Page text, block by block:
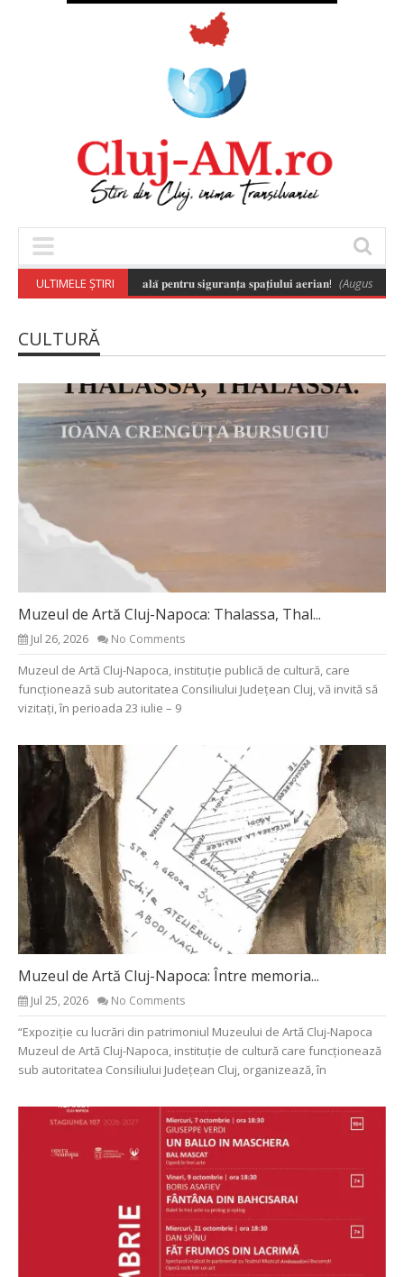
ULTIMELE ȘTIRI
𝐝𝐫𝐨𝐧𝐞𝐥𝐨𝐫 𝐞𝐬𝐭𝐞 𝐞𝐬𝐞𝐧𝐭̦𝐢𝐚𝐥𝐚̆ 𝐩𝐞𝐧𝐭𝐫𝐮 𝐬𝐢𝐠𝐮𝐫𝐚𝐧𝐭̦𝐚 𝐬𝐩𝐚𝐭̦𝐢𝐮𝐥𝐮𝐢 𝐚𝐞𝐫𝐢𝐚𝐧! (August 6, 2026
CULTURĂ
Muzeul de Artă Cluj-Napoca: Thalassa, Thal...
Jul 26, 2026 No Comments
Muzeul de Artă Cluj-Napoca, instituție publică de cultură, care
funcționează sub autoritatea Consiliului Județean Cluj, vă invită să
vizitați, în perioada 23 iulie – 9
Muzeul de Artă Cluj-Napoca: Între memoria...
Jul 25, 2026 No Comments
“Expoziție cu lucrări din patrimoniul Muzeului de Artă Cluj-Napoca
Muzeul de Artă Cluj-Napoca, instituție de cultură care funcționează
sub autoritatea Consiliului Județean Cluj, organizează, în